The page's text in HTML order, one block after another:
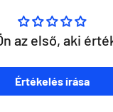
az első, aki
Értékelés írása
Direct